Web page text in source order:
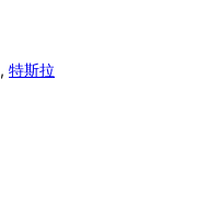
, 特斯拉